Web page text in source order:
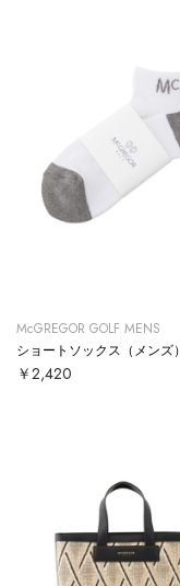
McGREGOR GOLF MENS
ショートソックス（メンズ）
￥2,420